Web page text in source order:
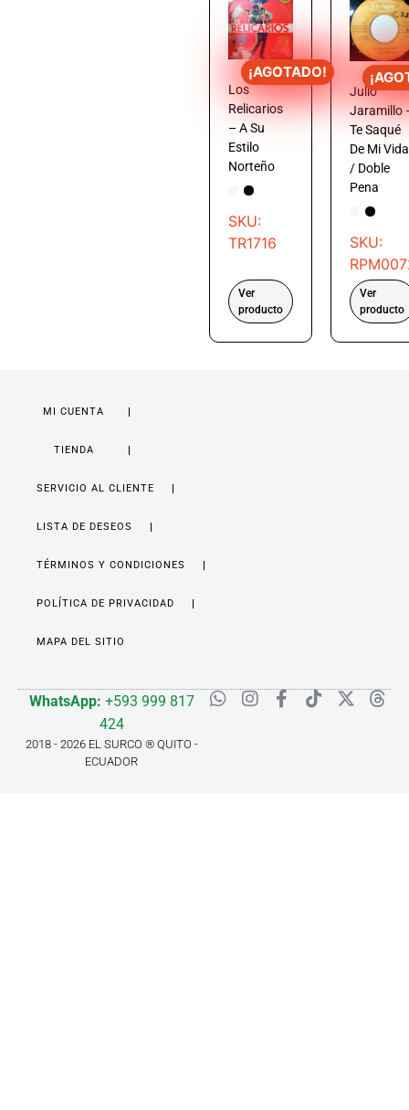
¡AGOTADO!
Los
Relicarios
– A Su
Estilo
Norteño
SKU:
TR1716
Ver
producto
Julio
Jaramillo
Te Saqué
De Mi Vida
/ Doble
Pena
SKU:
Ver
producto
MI CUENTA
TIENDA
SERVICIO AL CLIENTE
LISTA DE DESEOS
TÉRMINOS Y CONDICIONES
POLÍTICA DE PRIVACIDAD
MAPA DEL SITIO
WhatsApp: +593 999 817
424
2018 - 2026 EL SURCO ® QUITO -
ECUADOR